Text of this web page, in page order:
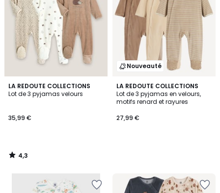
LA REDOUTE COLLECTIONS
Lot de 3 pyjamas velours
35,99 €
4,3
/ 5
4,3
/
Nouveauté
LA REDOUTE COLLECTIONS
Lot de 3 pyjamas en velours,
motifs renard et rayures
27,99 €